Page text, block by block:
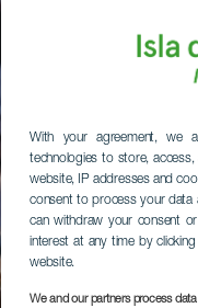
With your agreement, we
technologies to store,
website, IP addresses and
consent to process your data
can withdraw your consent
interest at any time by
website.
We and our partners process